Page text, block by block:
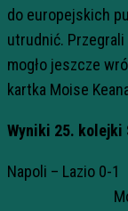
do europejskich
utrudnić.
mogło jeszcze
kartka Moise
Wyniki 25. kolejki